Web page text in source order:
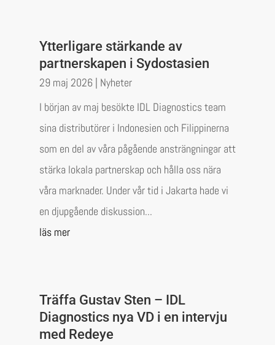
Ytterligare stärkande av
partnerskapen i Sydostasien
29 maj 2026| Nyheter
I början av maj besökte IDL Diagnostics team
sina distributörer i Indonesien och Filippinerna
som en del av våra pågående ansträngningar att
stärka lokala partnerskap och hålla oss nära
våra marknader. Under vår tid i Jakarta hade vi
en djupgående diskussion...
läs mer
Träffa Gustav Sten – IDL
Diagnostics nya VD i en intervju
med Redeye